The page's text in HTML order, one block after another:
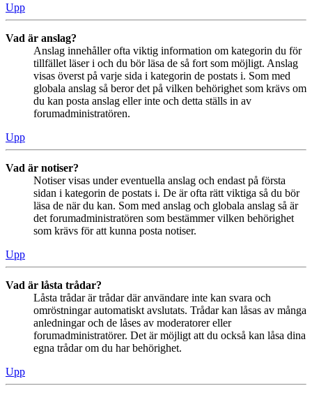
Upp
Vad är anslag?
Anslag innehåller ofta viktig information om kategorin du för
tillfället läser i och du bör läsa de så fort som möjligt. Anslag
visas överst på varje sida i kategorin de postats i. Som med
globala anslag så beror det på vilken behörighet som krävs om
du kan posta anslag eller inte och detta ställs in av
forumadministratören.
Upp
Vad är notiser?
Notiser visas under eventuella anslag och endast på första
sidan i kategorin de postats i. De är ofta rätt viktiga så du bör
läsa de när du kan. Som med anslag och globala anslag så är
det forumadministratören som bestämmer vilken behörighet
som krävs för att kunna posta notiser.
Upp
Vad är låsta trådar?
Låsta trådar är trådar där användare inte kan svara och
omröstningar automatiskt avslutats. Trådar kan låsas av många
anledningar och de låses av moderatorer eller
forumadministratörer. Det är möjligt att du också kan låsa dina
egna trådar om du har behörighet.
Upp